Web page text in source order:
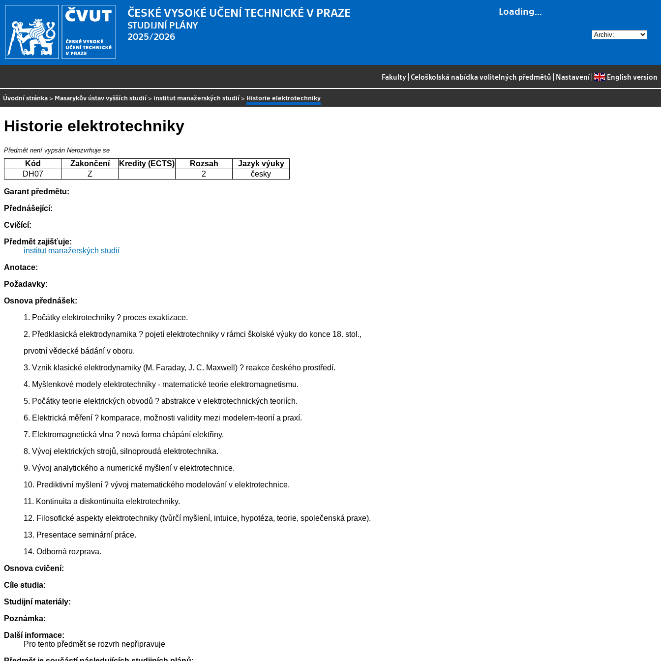
Loading...
ČESKÉ VYSOKÉ UČENÍ TECHNICKÉ V PRAZE
STUDIJNÍ PLÁNY
2025/2026
Fakulty |Celoškolská nabídka volitelných předmětů Nastavení| English version
Úvodní stránka > Masarykův ústav vyšších studií > institut manažerských studií > Historie elektrotechniky
Historie elektrotechniky
Předmět není vypsán Nerozvrhuje se
Kód Zakončení Kredity (ECTS) Rozsah
Jazyk výuky
DH07
Z 2 česky
Garant předmětu:
Přednášející:
Cvičící:
Předmět zajišťuje:
institut manažerských studií
Anotace:
Požadavky:
Osnova přednášek:
1. Počátky elektrotechniky ? proces exaktizace.
2. Předklasická elektrodynamika ? pojetí elektrotechniky v rámci školské výuky do konce 18. stol.,
prvotní vědecké bádání v oboru.
3. Vznik klasické elektrodynamiky (M. Faraday, J. C. Maxwell) ? reakce českého prostředí.
4. Myšlenkové modely elektrotechniky - matematické teorie elektromagnetismu.
5. Počátky teorie elektrických obvodů ? abstrakce v elektrotechnických teoriích.
6. Elektrická měření ? komparace, možnosti validity mezi modelem-teorií a praxí.
7. Elektromagnetická vlna ? nová forma chápání elektřiny.
8. Vývoj elektrických strojů, silnoproudá elektrotechnika.
9. Vývoj analytického a numerické myšlení v elektrotechnice.
10. Prediktivní myšlení ? vývoj matematického modelování v elektrotechnice.
11. Kontinuita a diskontinuita elektrotechniky.
12. Filosofické aspekty elektrotechniky (tvůrčí myšlení, intuice, hypotéza, teorie, společenská praxe).
13. Presentace seminární práce.
14. Odborná rozprava.
Osnova cvičení:
Cíle studia:
Studijní materiály:
Poznámka:
Další informace:
Pro tento předmět se rozvrh nepřipravuje